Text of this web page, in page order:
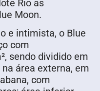
Rio as
Moon.
e intimista, o Blue
com
sendo dividido em
área externa, em
com